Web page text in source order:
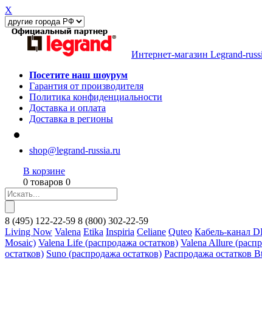
X
Интернет-магазин Legrand-
Посетите наш шоурум
Гарантия от производителя
Политика конфиденциальности
Доставка и оплата
Доставка в регионы
shop@legrand-russia.ru
В корзине
0 товаров 0
8 (495) 122-22-59 8 (800) 302-22-59
Living Now Valena Etika Inspiria Celiane Quteo Кабель-канал
Mosaic) Valena Life (распродажа остатков) Valena Allure
остатков) Suno (распродажа остатков) Распродажа остатков